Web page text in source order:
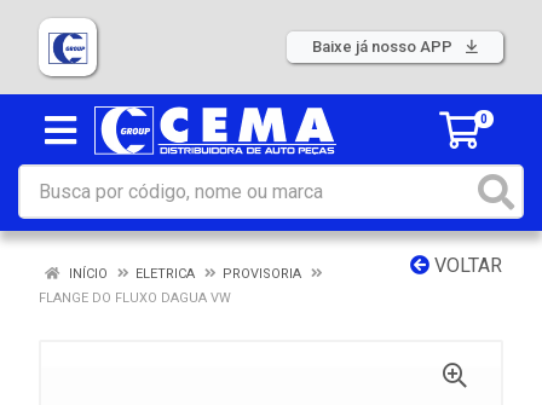
Baixe já nosso APP
0
VOLTAR
INÍCIO ELETRICA
PROVISORIA
FLANGE DO FLUXO DAGUA VW